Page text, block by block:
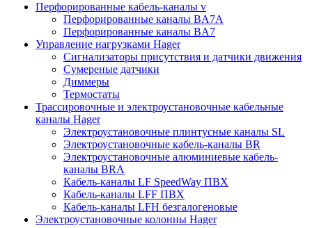
Перфорированные кабель-каналы v
Перфорированные каналы BA7A
Перфорированные каналы BA7
Управление нагрузками Hager
Сигнализаторы присутствия и датчики движения
Сумереные датчики
Диммеры
Термостаты
Трассировочные и электроустановочные кабельные
каналы Hager
Электроустановочные плинтусные каналы SL
Электроустановочные кабель-каналы BR
Электроустановочные алюминиевые кабель-
каналы BRA
Кабель-каналы LF SpeedWay ПВХ
Кабель-каналы LFF ПВХ
Кабель-каналы LFH безгалогеновые
Электроустановочные колонны Hager